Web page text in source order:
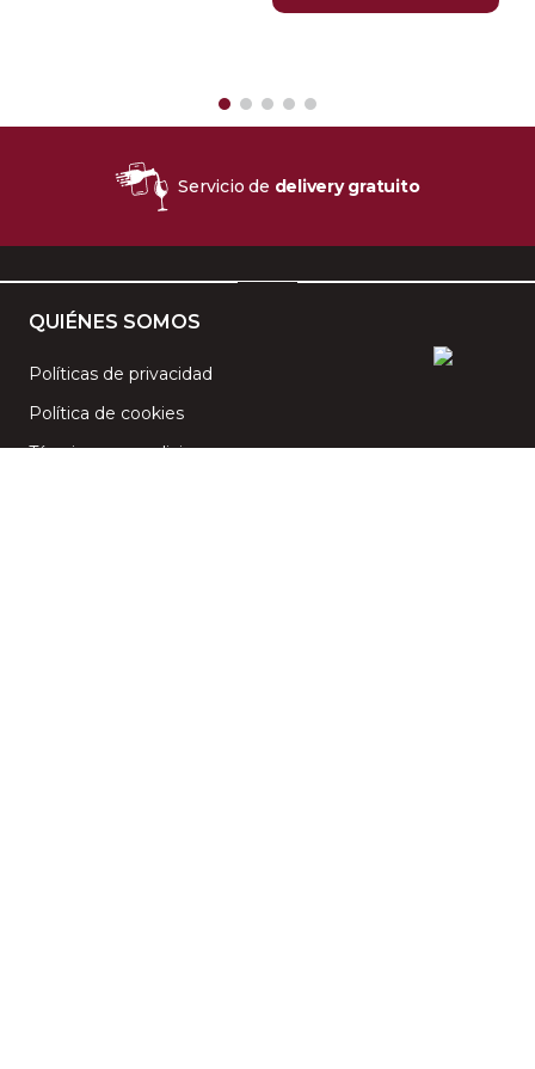
Servicio de delivery gratuito
QUIÉNES SOMOS
Políticas de privacidad
Política de cookies
Términos y condiciones